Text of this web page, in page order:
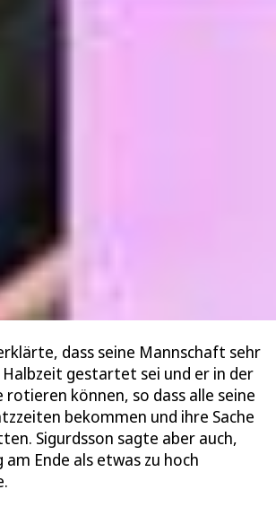
dass seine Mannschaft sehr
gestartet sei und er in der
können, so dass alle seine
bekommen und ihre Sache
Sigurdsson sagte aber auch,
Ende als etwas zu hoch